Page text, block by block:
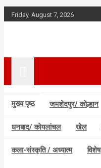
Skip
to
Friday, August 7, 2026
मुख्य पृष्ठ जमशेदपुर/ कोल्हान
धनबाद/ कोयलांचल खेल
कला-संस्कृति / अध्यात्म विशेष